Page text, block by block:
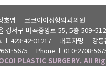
호명 코코아이성형외과의원
강서구 마곡중앙로 55, 5층
423-42-01217 대표자명
강
5675 Phone 010-2708-
PLASTIC SURGERY. All